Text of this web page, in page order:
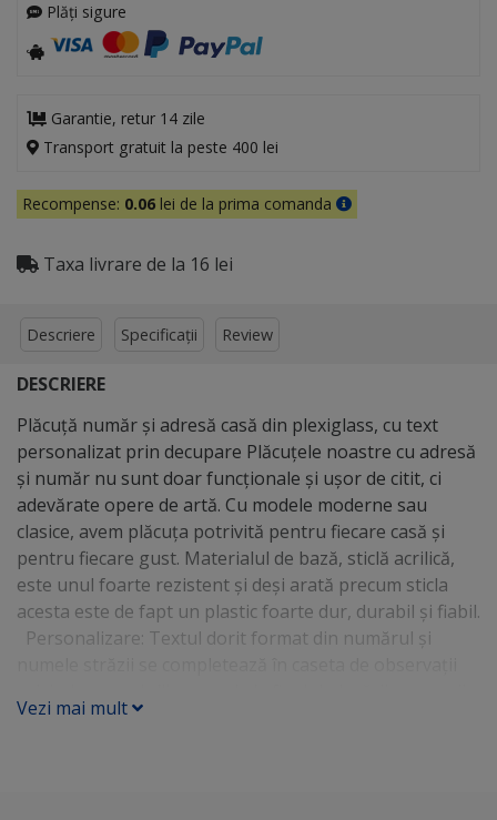
Plăți sigure
Garantie, retur 14 zile
Transport gratuit la peste 400 lei
Recompense: 0.06 lei de la prima comanda
Taxa livrare de la 16 lei
Descriere Specificații Review
DESCRIERE
Plăcuță număr și adresă casă din plexiglass, cu text
personalizat prin decupare Plăcuțele noastre cu adresă
și număr nu sunt doar funcționale și ușor de citit, ci
adevărate opere de artă. Cu modele moderne sau
clasice, avem plăcuța potrivită pentru fiecare casă și
pentru fiecare gust. Materialul de bază, sticlă acrilică,
este unul foarte rezistent și deși arată precum sticla
acesta este de fapt un plastic foarte dur, durabil și fiabil.
Personalizare: Textul dorit format din numărul și
sau pe email ( suport@folina.ro ), ori pe WhatsApp-ul
Vezi mai mult